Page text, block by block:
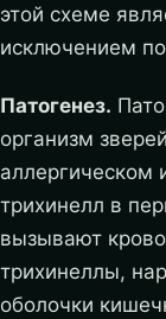
этой схеме
исключением
Патогенез.
организм
аллергическом
трихинелл в
вызывают
трихинеллы,
оболочки